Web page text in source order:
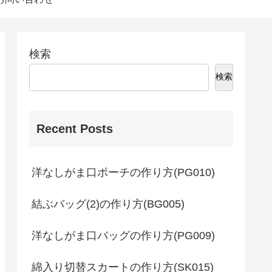
検索
検索
Recent Posts
洋なしがま口ポーチの作り方(PG010)
結ぶバッグ(2)の作り方(BG005)
洋なしがま口バッグの作り方(PG009)
綿入り切替スカートの作り方(SK015)